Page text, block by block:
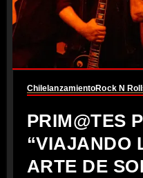
Chile lanzamientoRock N Roll
PRIM@TES
“VIAJANDO
ARTE DE